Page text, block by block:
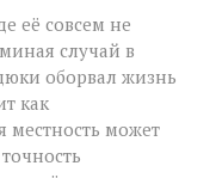
укус:
как
обычная
прогулка
обернулась
трагедией»
её совсем не
случай в
оборвал жизнь
как
может